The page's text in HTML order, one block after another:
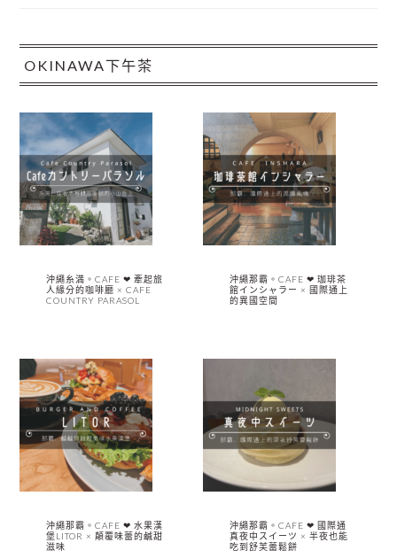
OKINAWA下午茶
沖繩糸満。CAFE ❤︎ 牽起旅
人緣分的咖啡廳 × CAFE
COUNTRY PARASOL
沖繩那霸。CAFE ❤︎ 珈琲茶
館インシャラー × 國際通上
的異國空間
沖繩那霸。CAFE ❤︎ 水果漢
堡LITOR × 顛覆味蕾的鹹甜
滋味
沖繩那霸。CAFE ❤︎ 國際通
真夜中スイーツ × 半夜也能
吃到舒芙蕾鬆餅